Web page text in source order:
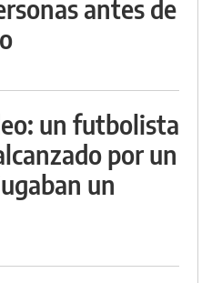
antes de
un futbolista
por un
un